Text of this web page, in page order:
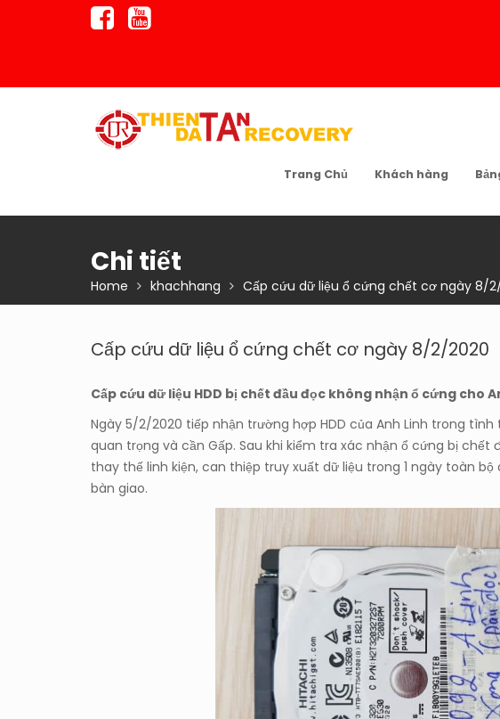
Trang Chủ Khách hàng
Chi tiết
Home khachhang Cấp cứu dữ liệu ổ cứng chết cơ ngày 8/
Cấp cứu dữ liệu ổ cứng chết cơ ngày 8/2/2020
Cấp cứu dữ liệu HDD bị chết đầu đọc không nhận ổ cứng cho
Ngày 5/2/2020 tiếp nhận trường hợp HDD của Anh Linh trong
quan trọng và cần Gấp. Sau khi kiểm tra xác nhận ổ cứng bị
thay thế linh kiện, can thiệp truy xuất dữ liệu trong 1 ngày toàn
bàn giao.